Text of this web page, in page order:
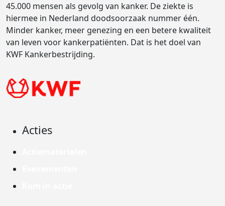
45.000 mensen als gevolg van kanker. De ziekte is
hiermee in Nederland doodsoorzaak nummer één.
Minder kanker, meer genezing en een betere kwaliteit
van leven voor kankerpatiënten. Dat is het doel van
KWF Kankerbestrijding.
Acties